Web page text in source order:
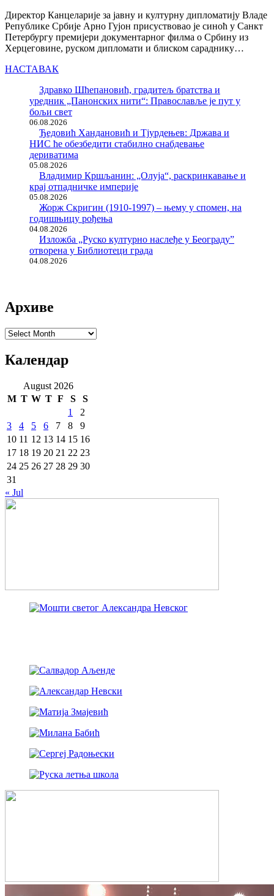
Директор Канцеларије за јавну и културну дипломатију Владе
Републике Србије Арно Гујон присуствовао је синоћ у Санкт
Петербургу премијери документарног филма о Србину из
Херцеговине, руском дипломати и блиском сараднику…
НАСТАВАК
Здравко Шћепановић, градитељ братства и
уредник „Панонских нити“: Православље је пут у
бољи свет
06.08.2026
Ђедовић Хандановић и Тјурдењев: Држава и
НИС ће обезбедити стабилно снабдевање
дериватима
05.08.2026
Владимир Кршљанин: „Олуја“, раскринкавање и
крај отпадничке империје
05.08.2026
Жорж Скригин (1910-1997) – њему у спомен, на
годишњицу рођења
04.08.2026
Изложба „Руско културно наслеђе у Београду”
отворена у Библиотеци града
04.08.2026
Архиве
Архиве
Календар
August 2026
M T W T F S
S
1
2
3
4 5 6 7 8
9
10 11 12 13 14 15 16
17 18 19 20 21 22 23
24 25 26 27 28 29 30
31
« Jul